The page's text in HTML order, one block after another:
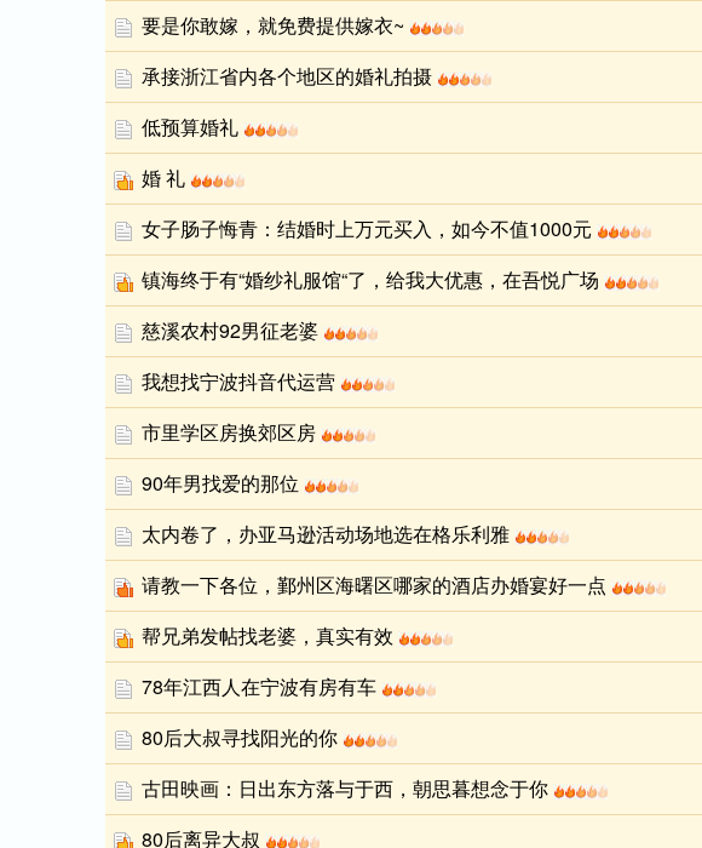
要是你敢嫁，就免费提供嫁衣~
承接浙江省内各个地区的婚礼拍摄
低预算婚礼
婚 礼
女子肠子悔青：结婚时上万元买入，如今不值1000元
镇海终于有“婚纱礼服馆“了，给我大优惠，在吾悦广场
慈溪农村92男征老婆
我想找宁波抖音代运营
市里学区房换郊区房
90年男找爱的那位
太内卷了，办亚马逊活动场地选在格乐利雅
请教一下各位，鄞州区海曙区哪家的酒店办婚宴好一点
帮兄弟发帖找老婆，真实有效
78年江西人在宁波有房有车
80后大叔寻找阳光的你
古田映画：日出东方落与于西，朝思暮想念于你
80后离异大叔